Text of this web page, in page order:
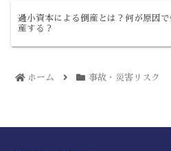
過小資本による倒産とは？何が原因で
産する？
ホーム 事故・災害リスク